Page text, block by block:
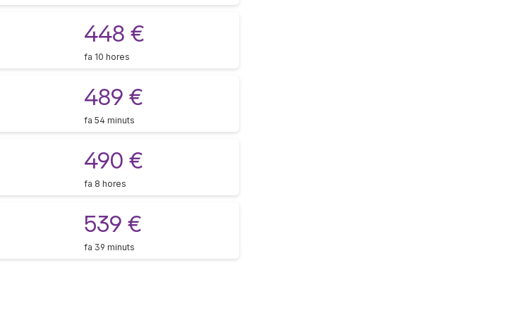
448 €
fa 10 hores
489 €
fa 54 minuts
490 €
fa 8 hores
539 €
fa 39 minuts